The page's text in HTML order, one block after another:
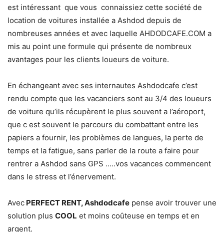
est intéressant que vous connaissiez cette société de
location de voitures installée a Ashdod depuis de
nombreuses années et avec laquelle AHDODCAFE.COM a
mis au point une formule qui présente de nombreux
avantages pour les clients loueurs de voiture.
En échangeant avec ses internautes Ashdodcafe c’est
rendu compte que les vacanciers sont au 3/4 des loueurs
de voiture qu’ils récupèrent le plus souvent a l’aéroport,
que c est souvent le parcours du combattant entre les
papiers a fournir, les problèmes de langues, la perte de
temps et la fatigue, sans parler de la route a faire pour
rentrer a Ashdod sans GPS …..vos vacances commencent
dans le stress et l’énervement.
Avec PERFECT RENT, Ashdodcafe pense avoir trouver une
solution plus COOL et moins coûteuse en temps et en
argent.